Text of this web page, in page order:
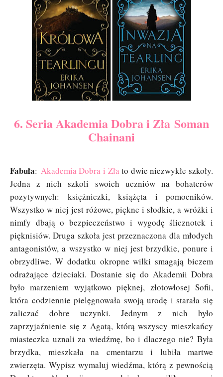
6. Seria Akademia Dobra i Zła Soman
Chainani
Fabuła: Akademia Dobra i Złato dwie niezwykłe szkoły.
Jedna z nich szkoli swoich uczniów na bohaterów
pozytywnych: księżniczki, książęta i pomocników.
Wszystko w niej jest różowe, piękne i słodkie, a wróżki i
nimfy dbają o bezpieczeństwo i wygodę ślicznotek i
pięknisiów. Druga szkoła jest przeznaczona dla młodych
antagonistów, a wszystko w niej jest brzydkie, ponure i
obrzydliwe. W dodatku okropne wilki smagają biczem
odrażające dzieciaki. Dostanie się do Akademii Dobra
było marzeniem wyjątkowo pięknej, złotowłosej Sofii,
która codziennie pielęgnowała swoją urodę i starała się
zaliczać dobre uczynki. Jednym z nich było
zaprzyjaźnienie się z Agatą, którą wszyscy mieszkańcy
miasteczka uznali za wiedźmę, bo i dlaczego nie? Była
brzydka, mieszkała na cmentarzu i lubiła martwe
zwierzęta. Wypisz wymaluj wiedźma, którą z pewnością